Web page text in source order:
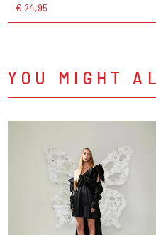
€ 24,95
YOU MIGHT